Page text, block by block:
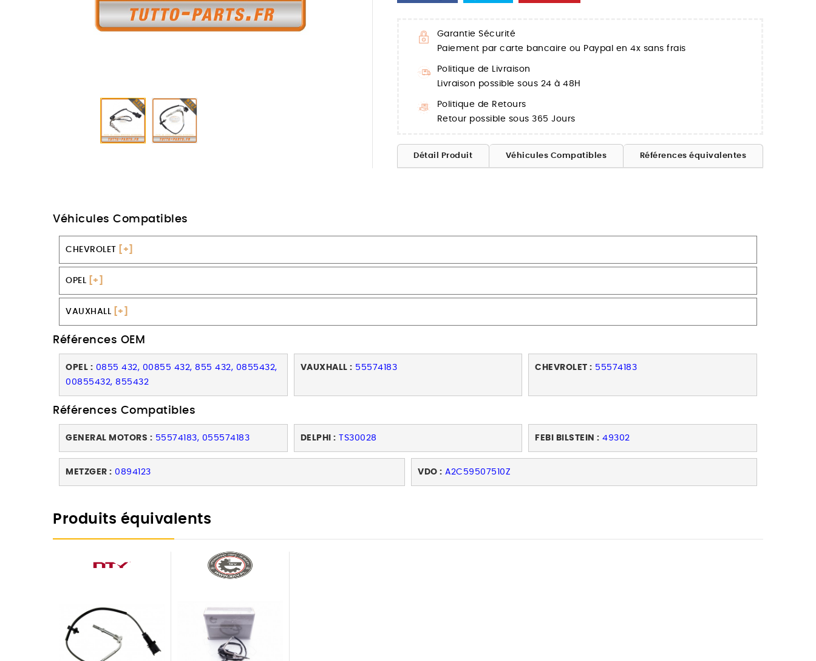
Garantie Sécurité
Paiement par carte bancaire ou Paypal en 4x sans frais
Politique de Livraison
Livraison possible sous 24 à 48H
Politique de Retours
Retour possible sous 365 Jours
Détail Produit Véhicules Compatibles Références équivalentes
Véhicules Compatibles
CHEVROLET [+]
OPEL [+]
VAUXHALL [+]
Références OEM
OPEL : 0855 432, 00855 432, 855 432, 0855432,
00855432, 855432
VAUXHALL : 55574183 CHEVROLET : 55574183
Références Compatibles
GENERAL MOTORS : 55574183, 055574183 DELPHI : TS30028 FEBI BILSTEIN : 49302
METZGER : 0894123 VDO : A2C59507510Z
Produits équivalents